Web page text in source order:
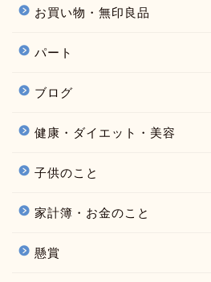
お買い物・無印良品
パート
ブログ
健康・ダイエット・美容
子供のこと
家計簿・お金のこと
懸賞